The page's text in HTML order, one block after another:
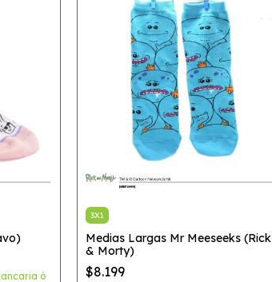
ó
3X1
Medias Largas Mr Meeseeks (Rick
& Morty)
$8.199